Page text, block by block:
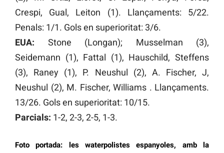
Crespi, Gual, Leiton (1). Llançaments: 5/22.
Penals: 1/1. Gols en superioritat: 3/6.
EUA: Stone (Longan); Musselman (3),
Seidemann (1), Fattal (1), Hauschild, Steffens
(3), Raney (1), P. Neushul (2), A. Fischer, J,
Neushul (2), M. Fischer, Williams . Llançaments.
13/26. Gols en superioritat: 10/15.
Parcials: 1-2, 2-3, 2-5, 1-3.
Foto portada: les waterpolistes espanyoles, amb la